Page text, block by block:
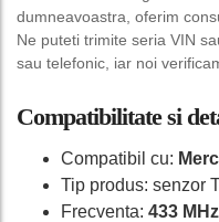
dumneavoastra, oferim
Ne puteti trimite seria VIN
sau telefonic, iar noi
Compatibilitate si
Compatibil cu:
Tip produs: senzor
Frecventa: 433 MHz